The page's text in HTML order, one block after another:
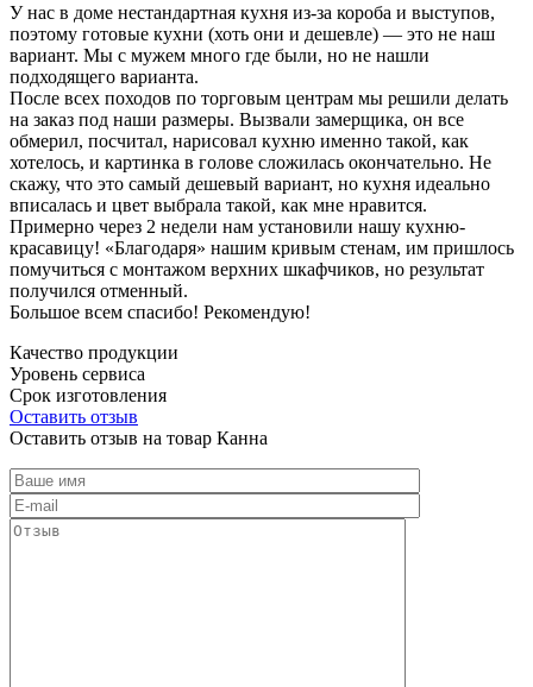
У нас в доме нестандартная кухня из-за короба и выступов,
поэтому готовые кухни (хоть они и дешевле) — это не наш
вариант. Мы с мужем много где были, но не нашли
подходящего варианта.
После всех походов по торговым центрам мы решили делать
на заказ под наши размеры. Вызвали замерщика, он все
обмерил, посчитал, нарисовал кухню именно такой, как
хотелось, и картинка в голове сложилась окончательно. Не
скажу, что это самый дешевый вариант, но кухня идеально
вписалась и цвет выбрала такой, как мне нравится.
Примерно через 2 недели нам установили нашу кухню-
красавицу! «Благодаря» нашим кривым стенам, им пришлось
помучиться с монтажом верхних шкафчиков, но результат
получился отменный.
Большое всем спасибо! Рекомендую!
Качество продукции
Уровень сервиса
Срок изготовления
Оставить отзыв
Оставить отзыв на товар Канна